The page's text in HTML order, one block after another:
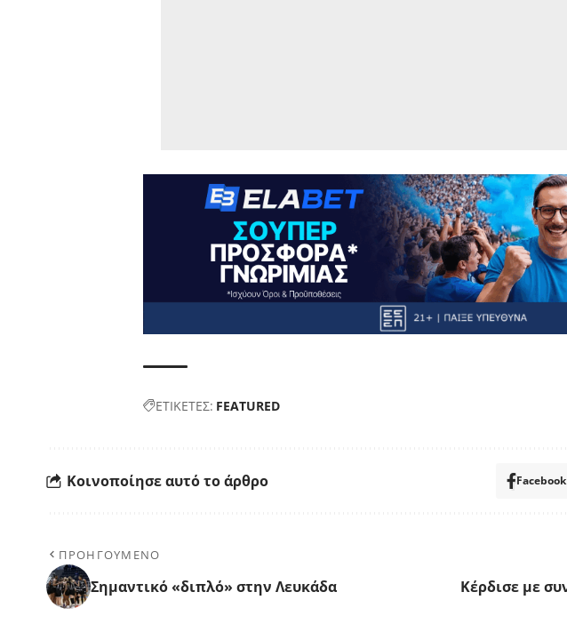
ΕΤΙΚΕΤΕΣ: FEATURED
Κοινοποίησε αυτό το άρθρο Facebook
ΠΡΟΗΓΟΥΜΕΝΟ
Σημαντικό «διπλό» στην Λευκάδα Κέρδισε με